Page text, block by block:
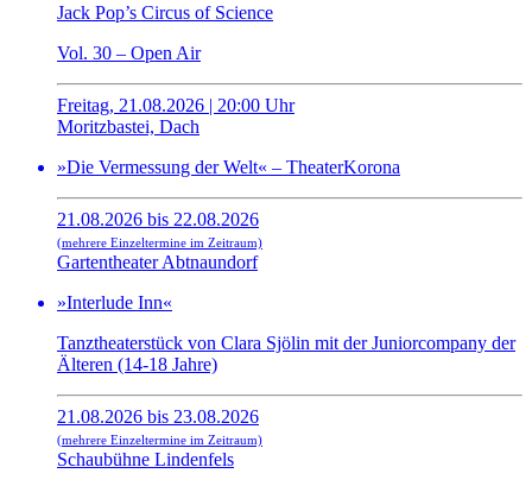
Jack Pop’s Circus of Science
Vol. 30 – Open Air
Freitag, 21.08.2026 | 20:00 Uhr
Moritzbastei, Dach
»Die Vermessung der Welt« – TheaterKorona
21.08.2026 bis 22.08.2026
(mehrere Einzeltermine im Zeitraum)
Gartentheater Abtnaundorf
»Interlude Inn«
Tanztheaterstück von Clara Sjölin mit der Juniorcompany der
Älteren (14-18 Jahre)
21.08.2026 bis 23.08.2026
(mehrere Einzeltermine im Zeitraum)
Schaubühne Lindenfels